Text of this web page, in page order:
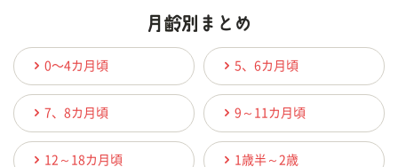
0〜4カ月頃 5、6カ月頃
7、8カ月頃 9～11カ月頃
12～18カ月頃 1歳半～2歳